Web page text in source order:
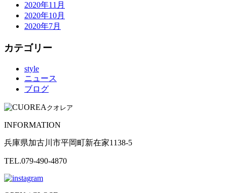
2020年11月
2020年10月
2020年7月
カテゴリー
style
ニュース
ブログ
クオレア
INFORMATION
兵庫県加古川市平岡町新在家1138-5
TEL.079-490-4870